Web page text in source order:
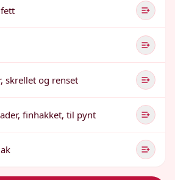
skrellet og renset
finhakket, til pynt